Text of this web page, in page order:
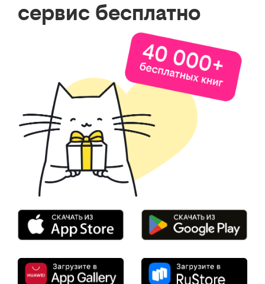
сервис бесплатно